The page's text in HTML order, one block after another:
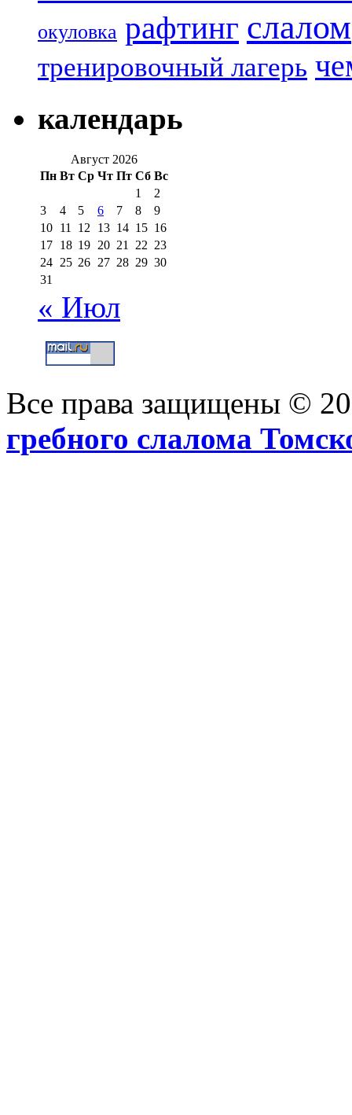
окуловка рафтинг слалом
тренировочный лагерь
календарь
Август 2026
Пн Вт Ср Чт Пт Сб Вс
1
2
3
4 5 6 7 8
9
10 11 12 13 14 15 16
17 18 19 20 21 22 23
24 25 26 27 28 29 30
31
« Июл
Все права защищены ©
гребного слалома